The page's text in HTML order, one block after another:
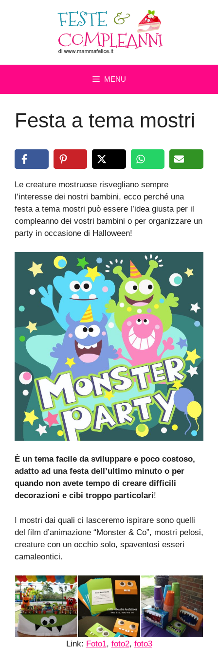
MENU
Festa a tema mostri
Le creature mostruose risvegliano sempre
l’interesse dei nostri bambini, ecco perché una
festa a tema mostri può essere l’idea giusta per il
compleanno dei vostri bambini o per organizzare un
party in occasione di Halloween!
È un tema facile da sviluppare e poco costoso,
adatto ad una festa dell’ultimo minuto o per
quando non avete tempo di creare difficili
decorazioni e cibi troppo particolari!
I mostri dai quali ci lasceremo ispirare sono quelli
del film d’animazione “Monster & Co”, mostri pelosi,
creature con un occhio solo, spaventosi esseri
camaleontici.
Link: Foto1, foto2, foto3